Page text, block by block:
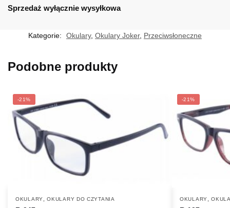
ZX
Sprzedaż wyłącznie wysyłkowa
Kategorie: Okulary, Okulary Joker, Przeciwsłoneczne
Podobne produkty
-21%
OKULARY ,OKULARY DO CZYTANIA
-21%
OKULARY ,